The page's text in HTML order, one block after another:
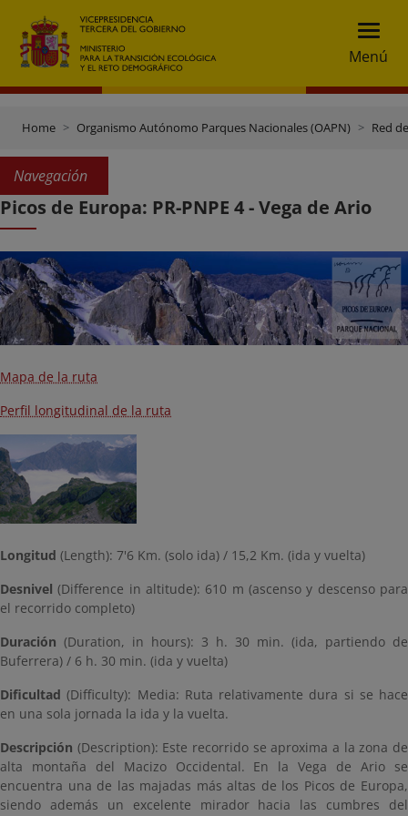
Menú
Home Organismo Autónomo Parques Nacionales (OAPN) Red
Navegación
Picos de Europa: PR-PNPE 4 - Vega de Ario
Mapa de la ruta
Perfil longitudinal de la ruta
Longitud (Length): 7'6 Km. (solo ida) / 15,2 Km. (ida y vuelta)
Desnivel (Difference in altitude): 610 m (ascenso y descenso para
el recorrido completo)
Duración (Duration, in hours): 3 h. 30 min. (ida, partiendo de
Buferrera) / 6 h. 30 min. (ida y vuelta)
Dificultad (Difficulty): Media: Ruta relativamente dura si se hace
en una sola jornada la ida y la vuelta.
Descripción (Description): Este recorrido se aproxima a la zona de
alta montaña del Macizo Occidental. En la Vega de Ario se
encuentra una de las majadas más altas de los Picos de Europa,
siendo además un excelente mirador hacia las cumbres del